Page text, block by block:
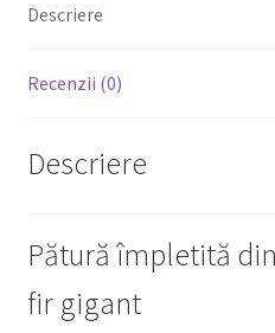
Descriere
Recenzii (0)
Descriere
Pătură împletită
fir gigant